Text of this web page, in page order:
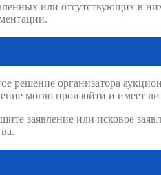
или отсутствующих в
организатора
могло произойти и имеет
заявление или исковое